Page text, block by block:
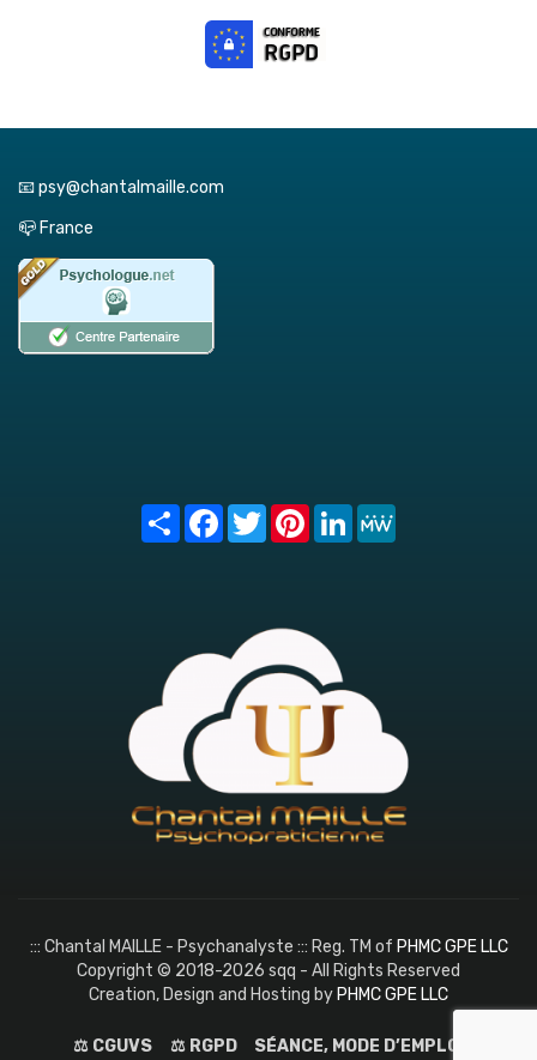
📧 psy@chantalmaille.com
📪 France
Share FacebookTwitterPinterest
LinkedIn
::: Chantal MAILLE - Psychanalyste ::: Reg. TM of PHMC GPE LLC
Copyright © 2018-2026 sqq - All Rights Reserved
Creation, Design and Hosting byPHMC GPE LLC
⚖️ CGUVS ⚖️ RGPD SÉANCE, MODE D’EMPLOI